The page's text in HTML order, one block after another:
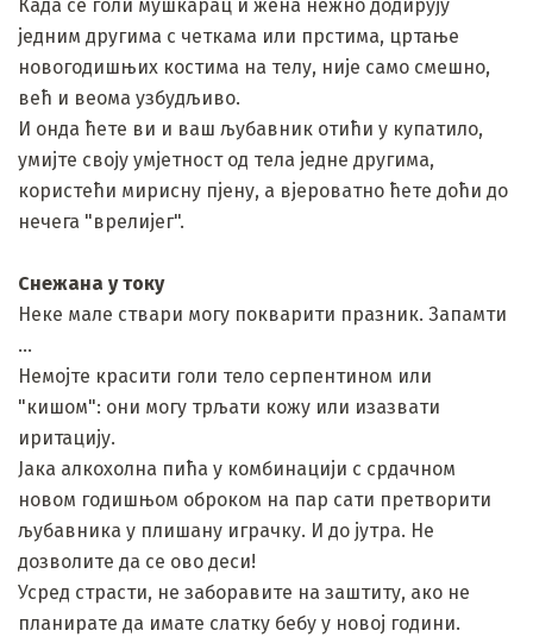
Када се голи мушкарац и жена нежно додирују
једним другима с четкама или прстима, цртање
новогодишњих костима на телу, није само смешно,
већ и веома узбудљиво.
И онда ћете ви и ваш љубавник отићи у купатило,
умијте своју умјетност од тела једне другима,
користећи мирисну пјену, а вјероватно ћете доћи до
нечега "врелијег".
Снежана у току
Неке мале ствари могу покварити празник. Запамти
...
Немојте красити голи тело серпентином или
"кишом": они могу трљати кожу или изазвати
иритацију.
Јака алкохолна пића у комбинацији с срдачном
новом годишњом оброком на пар сати претворити
љубавника у плишану играчку. И до јутра. Не
дозволите да се ово деси!
Усред страсти, не заборавите на заштиту, ако не
планирате да имате слатку бебу у новој години.